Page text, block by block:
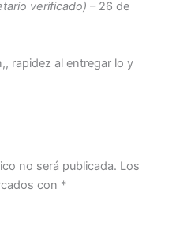
verificado) – 26 de
rapidez al entregar lo y
no será publicada. Los
con *